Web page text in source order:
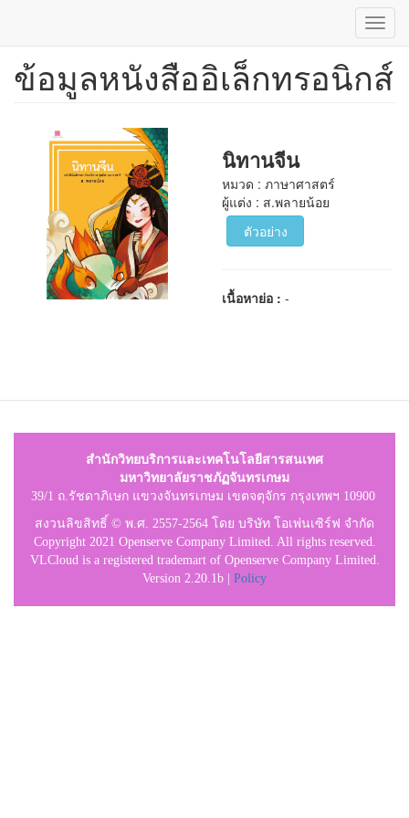
ข้าม
ข้อมูลหนังสืออิเล็กทรอนิกส์
นิทานจีน
หมวด : ภาษาศาสตร์
ผู้แต่ง : ส.พลายน้อย
ตัวอย่าง
เนื้อหาย่อ :-
สำนักวิทยบริการและเทคโนโลยีสารสนเทศ
มหาวิทยาลัยราชภัฏจันทรเกษม
39/1 ถ.รัชดาภิเษก แขวงจันทรเกษม เขตจตุจักร กรุงเทพฯ 10900
สงวนลิขสิทธิ์ © พ.ศ. 2557-2564 โดย บริษัท โอเพ่นเซิร์ฟ จำกัด
Copyright 2021 Openserve Company Limited. All rights reserved.
VLCloud is a registered trademart of Openserve Company Limited.
Version 2.20.1b | Policy